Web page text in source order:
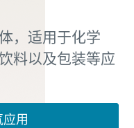
，适用于化学
料以及包装等应
用